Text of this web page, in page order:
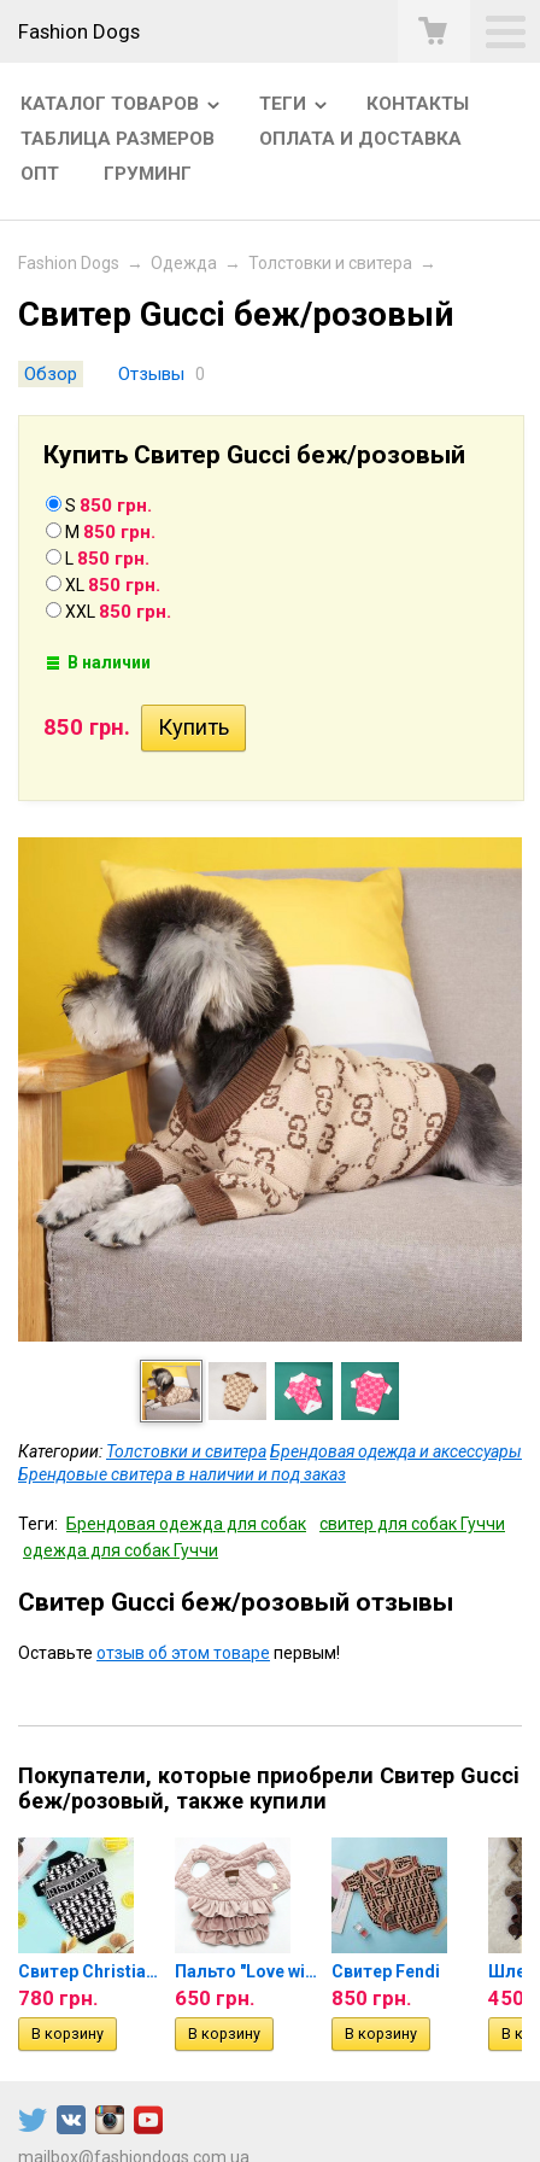
Fashion Dogs
КАТАЛОГ ТОВАРОВ ТЕГИ
КОНТАКТЫ
ТАБЛИЦА РАЗМЕРОВ
ОПЛАТА И ДОСТАВКА
ОПТ
ГРУМИНГ
Fashion Dogs → Одежда → Толстовки и свитера →
Свитер Gucci беж/розовый
Обзор Отзывы 0
Купить Свитер Gucci беж/розовый
S 850 грн.
M 850 грн.
L 850 грн.
XL 850 грн.
XXL 850 грн.
В наличии
850 грн.
Категории: Толстовки и свитераБрендовая одежда и аксессуары
Брендовые свитера в наличии и под заказ
Теги: Брендовая одежда для собак
свитер для собак Гуччи
одежда для собак Гуччи
Свитер Gucci беж/розовый отзывы
Оставьте отзыв об этом товаре первым!
Покупатели, которые приобрели Свитер Gucci
беж/розовый, также купили
Свитер Christian Dior
780 грн.
Пальто "Love with your...
650 грн.
Свитер Fendi
850 грн. 450
mailbox@fashiondogs.com.ua